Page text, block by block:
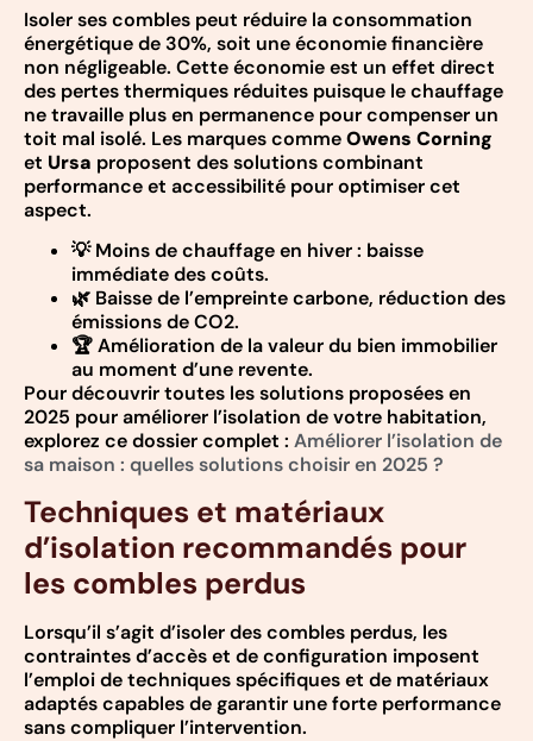
Isoler ses combles peut réduire la consommation
énergétique de 30%, soit une économie financière
non négligeable. Cette économie est un effet direct
des pertes thermiques réduites puisque le chauffage
ne travaille plus en permanence pour compenser un
toit mal isolé. Les marques commeOwens Corning
et Ursa proposent des solutions combinant
performance et accessibilité pour optimiser cet
aspect.
💡 Moins de chauffage en hiver : baisse
immédiate des coûts.
🌿 Baisse de l’empreinte carbone, réduction des
émissions de CO2.
🏆 Amélioration de la valeur du bien immobilier
au moment d’une revente.
Pour découvrir toutes les solutions proposées en
2025 pour améliorer l’isolation de votre habitation,
explorez ce dossier complet : Améliorer l’isolation de
sa maison : quelles solutions choisir en 2025 ?
Techniques et matériaux
d’isolation recommandés pour
les combles perdus
Lorsqu’il s’agit d’isoler des combles perdus, les
contraintes d’accès et de configuration imposent
l’emploi de techniques spécifiques et de matériaux
adaptés capables de garantir une forte performance
sans compliquer l’intervention.